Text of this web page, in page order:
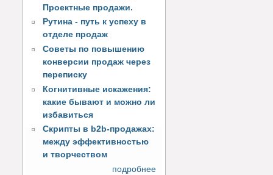
Проектные продажи.
Рутина - путь к успеху в
отделе продаж
Советы по повышению
конверсии продаж через
переписку
Когнитивные искажения:
какие бывают и можно ли
избавиться
Скрипты в b2b-продажах:
между эффективностью
и творчеством
подробнее